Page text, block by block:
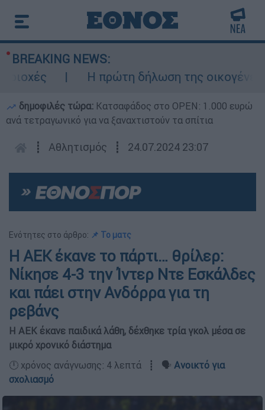
BREAKING NEWS:
Η πρώτη δήλωση της οικογένειας
δημοφιλές τώρα: Κατσαφάδος στο OPEN: 1.000 ευρώ
ανά τετραγωνικό για να ξαναχτιστούν τα σπίτια
┋ Αθλητισμός ┋ 24.07.2024 23:07
Ενότητες στο άρθρο: 📌 Το ματς
Η ΑΕΚ έκανε το πάρτι… θρίλερ:
Νίκησε 4-3 την Ίντερ Ντε Εσκάλδες
και πάει στην Ανδόρρα για τη
ρεβάνς
Η ΑΕΚ έκανε παιδικά λάθη, δέχθηκε τρία γκολ μέσα σε
μικρό χρονικό διάστημα
🕛 χρόνος ανάγνωσης: 4 λεπτά ┋ 🗣️ Ανοικτό για
σχολιασμό